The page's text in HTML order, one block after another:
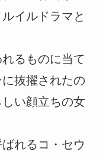
イルドラマと
るものに当て
抜擢されたの
い顔立ちの女
れるコ・セウ